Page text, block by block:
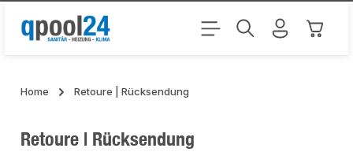
Zum Hauptinhalt springen
Home Retoure | Rücksendung
Retoure | Rücksendung